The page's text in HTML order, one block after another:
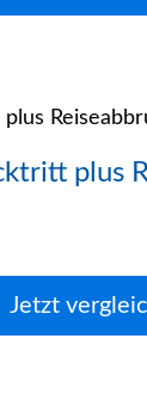
plus
Jetzt